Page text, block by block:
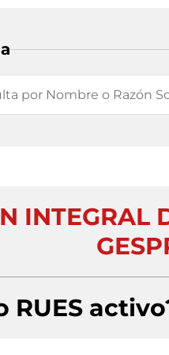
INTEGRAL
RUES